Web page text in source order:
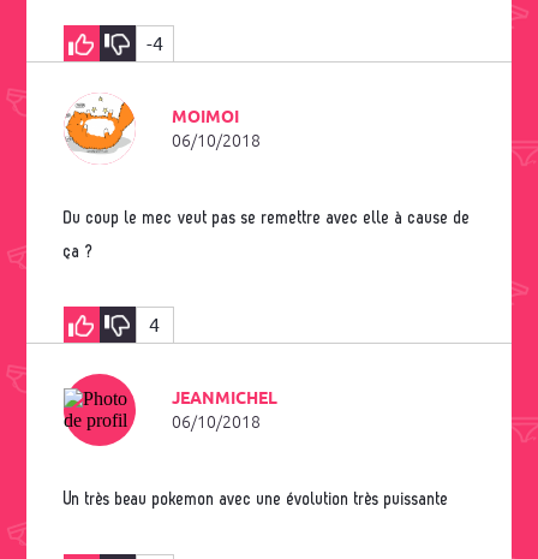
-4
MOIMOI
06/10/2018
Du coup le mec veut pas se remettre avec elle à cause de
ça ?
4
JEANMICHEL
06/10/2018
Un très beau pokemon avec une évolution très puissante